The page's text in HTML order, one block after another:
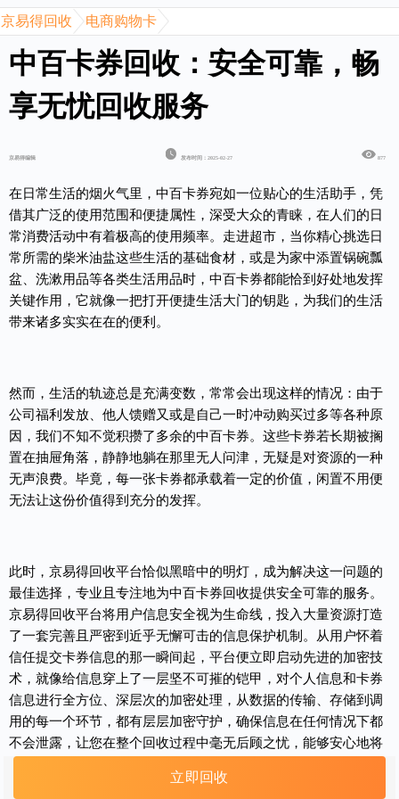
京易得回收 电商购物卡
中百卡券回收：安全可靠，畅
享无忧回收服务
京易得编辑 发布时间：2025-02-27 877
在日常生活的烟火气里，中百卡券宛如一位贴心的生活助手，凭
借其广泛的使用范围和便捷属性，深受大众的青睐，在人们的日
常消费活动中有着极高的使用频率。走进超市，当你精心挑选日
常所需的柴米油盐这些生活的基础食材，或是为家中添置锅碗瓢
盆、洗漱用品等各类生活用品时，中百卡券都能恰到好处地发挥
关键作用，它就像一把打开便捷生活大门的钥匙，为我们的生活
带来诸多实实在在的便利。
然而，生活的轨迹总是充满变数，常常会出现这样的情况：由于
公司福利发放、他人馈赠又或是自己一时冲动购买过多等各种原
因，我们不知不觉积攒了多余的中百卡券。这些卡券若长期被搁
置在抽屉角落，静静地躺在那里无人问津，无疑是对资源的一种
无声浪费。毕竟，每一张卡券都承载着一定的价值，闲置不用便
无法让这份价值得到充分的发挥。
此时，京易得回收平台恰似黑暗中的明灯，成为解决这一问题的
最佳选择，专业且专注地为中百卡券回收提供安全可靠的服务。
京易得回收平台将用户信息安全视为生命线，投入大量资源打造
了一套完善且严密到近乎无懈可击的信息保护机制。从用户怀着
信任提交卡券信息的那一瞬间起，平台便立即启动先进的加密技
术，就像给信息穿上了一层坚不可摧的铠甲，对个人信息和卡券
信息进行全方位、深层次的加密处理，从数据的传输、存储到调
用的每一个环节，都有层层加密守护，确保信息在任何情况下都
不会泄露，让您在整个回收过程中毫无后顾之忧，能够安心地将
立即回收